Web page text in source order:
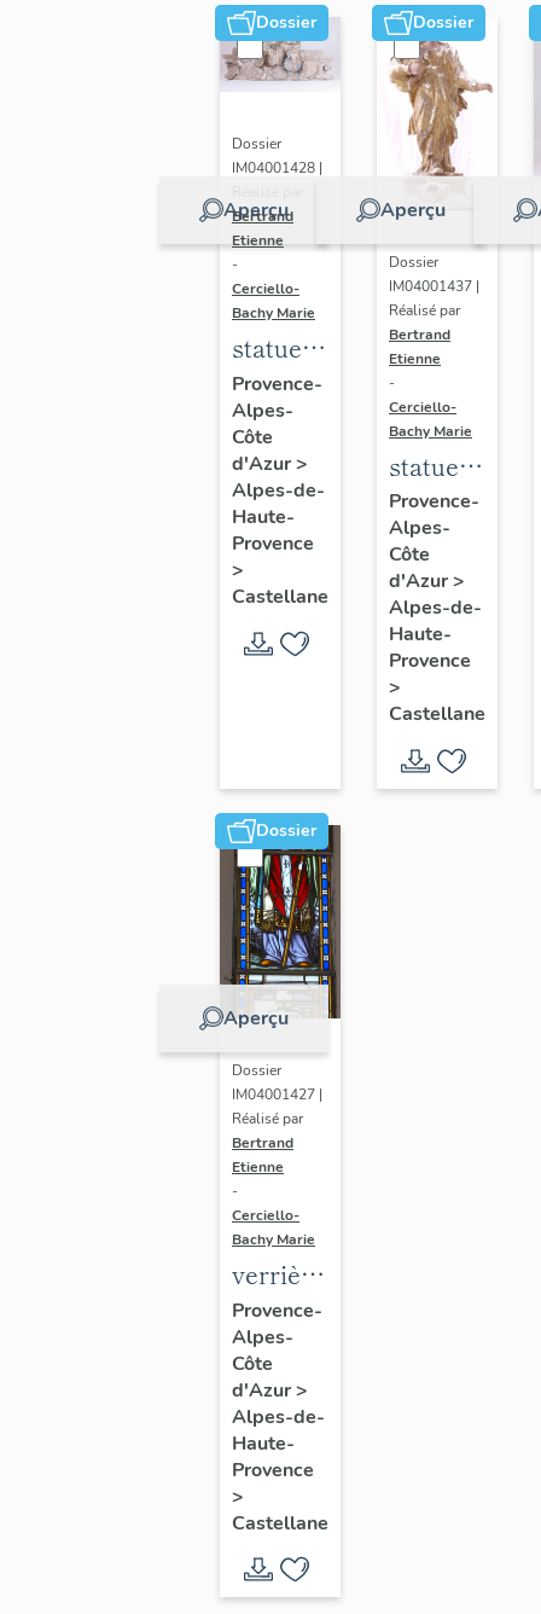
Dossier
Aperçu
Dossier
IM04001428 |
Bertrand
Etienne
-
Cerciello-
Bachy Marie
statue
(statuette)
: Dieu
Provence-
Alpes-
Côte
d'Azur>
Alpes-de-
Haute-
Provence
>
Castellane
Dossier
Aperçu
Dossier
IM04001437 |
Réalisé par
Bertrand
Etienne
-
Cerciello-
Bachy Marie
statue-
reliquaire
: Vierge
à
l'Enfant
Provence-
Alpes-
Côte
d'Azur>
Alpes-de-
Haute-
Provence
>
Castellane
Dossier
Aperçu
Dossier
IM04001427 |
Réalisé par
Bertrand
Etienne
-
Cerciello-
Bachy Marie
verrière
(verrière
à
personnages)
: Saint
Martin
Provence-
Alpes-
Côte
d'Azur>
Alpes-de-
Haute-
Provence
>
Castellane